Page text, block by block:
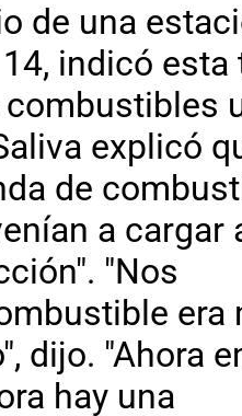
de una
indicó esta
combustibles
explicó
de
a cargar
"Nos
era
dijo. "Ahora
hay una